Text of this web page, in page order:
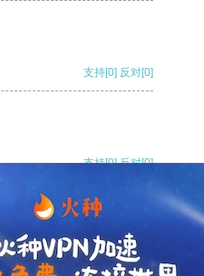
支持[0] 反对[0]
支持[0] 反对[0]
支持[0] 反对